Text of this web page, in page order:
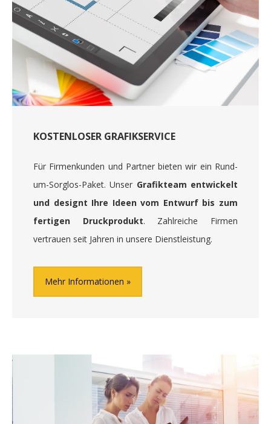
KOSTENLOSER GRAFIKSERVICE
Für Firmenkunden und Partner bieten wir ein Rund-
um-Sorglos-Paket. Unser Grafikteam entwickelt
und designt Ihre Ideen vom Entwurf bis zum
fertigen Druckprodukt. Zahlreiche Firmen
vertrauen seit Jahren in unsere Dienstleistung.
Mehr Informationen